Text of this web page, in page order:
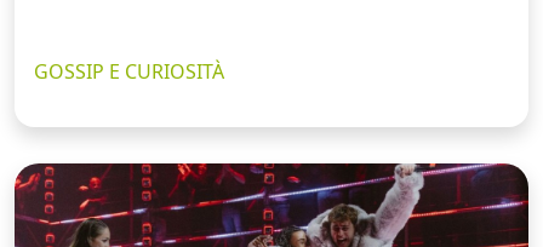
GOSSIP E CURIOSITÀ